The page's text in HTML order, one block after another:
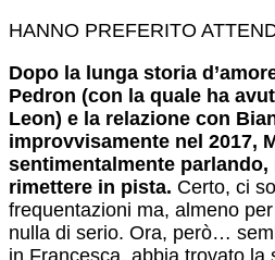
HANNO PREFERITO
Dopo la lunga storia
Pedron (con la quale ha
Leon) e la relazione con
improvvisamente nel 2017,
sentimentalmente
rimettere in pista. Certo, ci
frequentazioni ma, almeno
nulla di serio. Ora, però…
in Francesca, abbia trovato la